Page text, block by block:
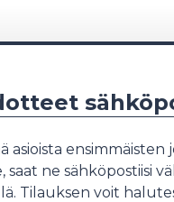
asioista ensimmäisten
ne sähköpostiisi
Tilauksen voit